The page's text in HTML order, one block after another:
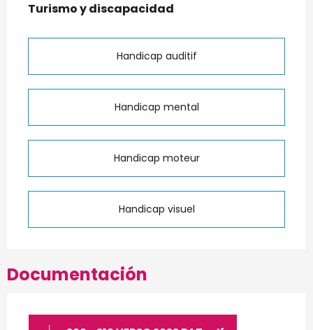
Turismo y discapacidad
Turismo y discapacidad
Handicap auditif
Handicap mental
Handicap moteur
Handicap visuel
Documentación